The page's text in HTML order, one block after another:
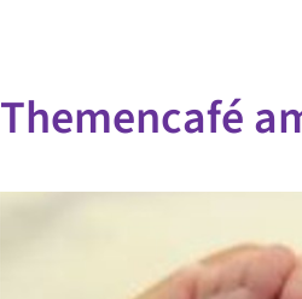
Themencafé